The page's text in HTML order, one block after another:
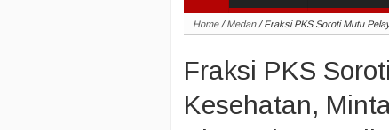
Home/Medan/Fraksi PKS Soroti Mutu
Fraksi PKS
Kesehatan,